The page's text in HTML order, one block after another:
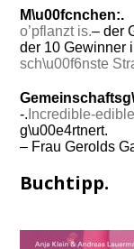
M\u00fcnchen:.
o’pflanzt is.– der
der 10 Gewinner
sch\u00f6nste
-. Incredible-
g\u00e4rtnert.
– Frau Gerolds
Buchtipp.